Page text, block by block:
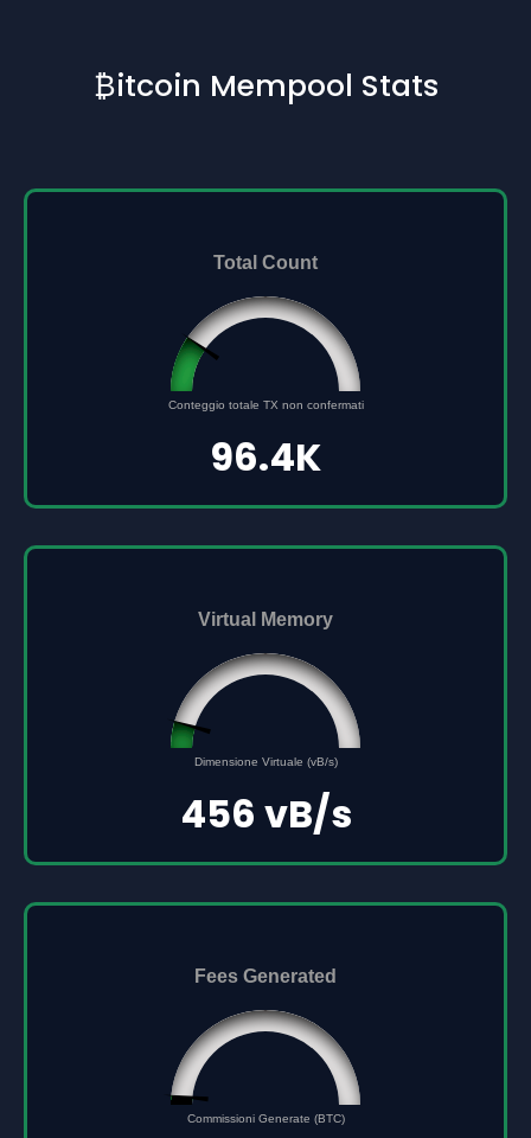
₿itcoin Mempool Stats
Total Count
Conteggio totale TX non confermati
0 500000
96.4K
Virtual Memory
45561691
Dimensione Virtuale (vB/s)500000000
456 vB/s
Fees Generated
Commissioni Generate (BTC)